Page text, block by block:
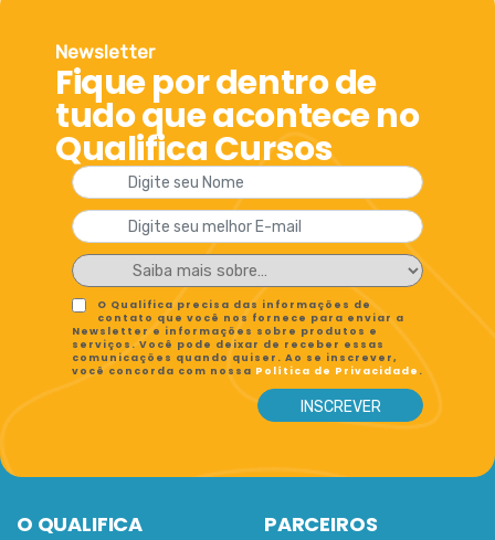
Newsletter
Fique por dentro de
tudo que acontece no
Qualifica Cursos
O Qualifica precisa das informações de
contato que você nos fornece para enviar a
Newsletter e informações sobre produtos e
serviços. Você pode deixar de receber essas
comunicações quando quiser. Ao se inscrever,
você concorda com nossa Política de Privacidade .
O QUALIFICA PARCEIROS